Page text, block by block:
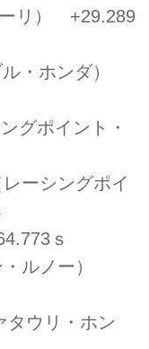
ーリ） +29.289
ル・ホンダ）
グポイント・
ーシングポイ
ｓ
ルノー）
タウリ・ホン